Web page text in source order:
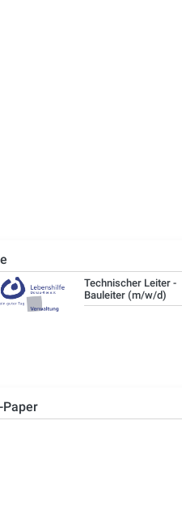
Technischer Leiter -
Bauleiter (m/w/d)
Paper